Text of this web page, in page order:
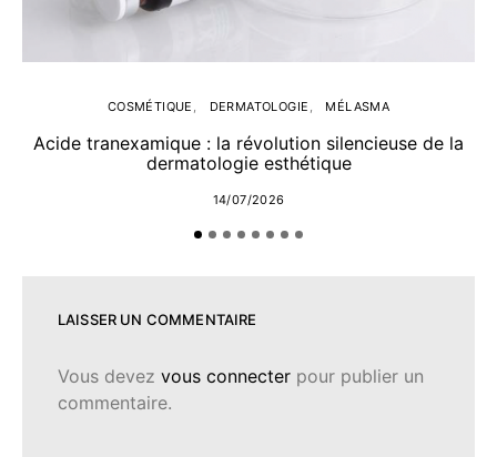
COSMÉTIQUE DERMATOLOGIE MÉLASMA
Acide tranexamique : la révolution silencieuse de la
dermatologie esthétique
14/07/2026
LAISSER UN COMMENTAIRE
Vous devez vous connecter pour publier un
commentaire.